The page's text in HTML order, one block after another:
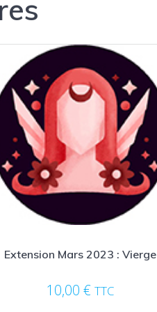
Extension Mars 2023 : Vierge
10,00 € TTC